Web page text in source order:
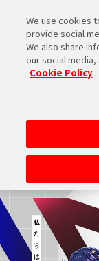
バンダイナム
アイド
活動履歴
閲覧履歴・購入履
チェックイン
We use cookies
provide social
We also share
our social
Cookie Policy